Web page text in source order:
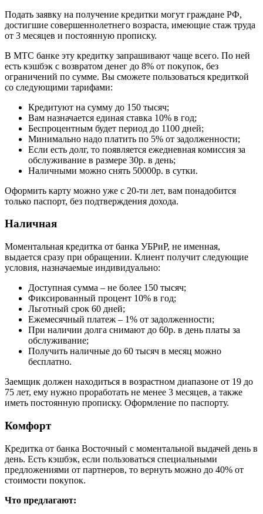
Подать заявку на получение кредитки могут граждане РФ,
достигшие совершеннолетнего возраста, имеющие стаж труда
от 3 месяцев и постоянную прописку.
В МТС банке эту кредитку запрашивают чаще всего. По ней
есть кэшбэк с возвратом денег до 8% от покупок, без
ограничений по сумме. Вы сможете пользоваться кредиткой
со следующими тарифами:
Кредитуют на сумму до 150 тысяч;
Вам назначается единая ставка 10% в год;
Беспроцентным будет период до 1100 дней;
Минимально надо платить по 5% от задолженности;
Если есть долг, то появляется ежедневная комиссия за
обслуживание в размере 30р. в день;
Наличными можно снять 50000р. в сутки.
Оформить карту можно уже с 20-ти лет, вам понадобится
только паспорт, без подтверждения дохода.
Наличная
Моментальная кредитка от банка УБРиР, не именная,
выдается сразу при обращении. Клиент получит следующие
условия, назначаемые индивидуально:
Доступная сумма – не более 150 тысяч;
Фиксированный процент 10% в год;
Льготный срок 60 дней;
Ежемесячный платеж – 1% от задолженности;
При наличии долга снимают до 60р. в день платы за
обслуживание;
Получить наличные до 60 тысяч в месяц можно
бесплатно.
Заемщик должен находиться в возрастном диапазоне от 19 до
75 лет, ему нужно проработать не менее 3 месяцев, а также
иметь постоянную прописку. Оформление по паспорту.
Комфорт
Кредитка от банка Восточный с моментальной выдачей день в
день. Есть кэшбэк, если пользоваться специальными
предложениями от партнеров, то вернуть можно до 40% от
стоимости покупок.
Что предлагают: